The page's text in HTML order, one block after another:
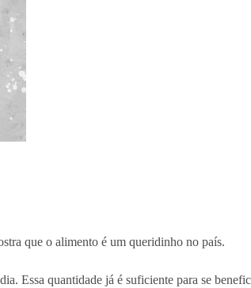
que o alimento é um queridinho no país.
Essa quantidade já é suficiente para se